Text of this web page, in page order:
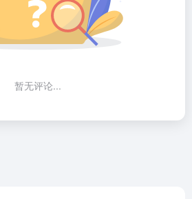
暂无评论...